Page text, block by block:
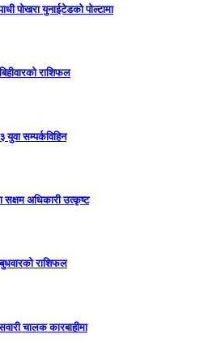
पोखरा युनाईटेडको पोल्टामा
राशिफल
युवा सम्पर्कविहिन
सक्षम अधिकारी उत्कृष्ट
राशिफल
चालक कारबाहीमा